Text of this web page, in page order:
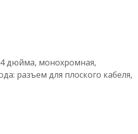
дюйма, монохромная,
разъем для плоского кабеля,